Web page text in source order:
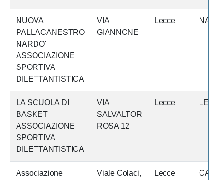
NUOVA
PALLACANESTRO
NARDO'
ASSOCIAZIONE
SPORTIVA
DILETTANTISTICA
VIA
GIANNONE
Lecce
LA SCUOLA DI
BASKET
ASSOCIAZIONE
SPORTIVA
DILETTANTISTICA
VIA
SALVALTOR
ROSA 12
Lecce
Associazione
Viale Colaci,
Lecce